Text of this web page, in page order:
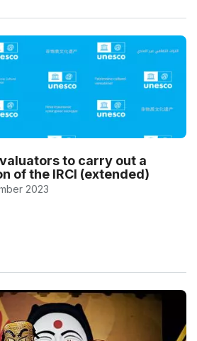
to carry out a
of the IRCI (extended)
2023